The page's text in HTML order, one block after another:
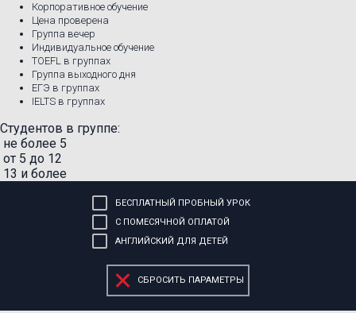
Корпоративное обучение
Цена проверена
Группа вечер
Индивидуальное обучение
TOEFL в группах
Группа выходного дня
ЕГЭ в группах
IELTS в группах
Студентов в группе:
не более 5
от 5 до 12
13 и более
БЕСПЛАТНЫЙ ПРОБНЫЙ УРОК
С ПОМЕСЯЧНОЙ ОПЛАТОЙ
АНГЛИЙСКИЙ ДЛЯ ДЕТЕЙ
СБРОСИТЬ ПАРАМЕТРЫ